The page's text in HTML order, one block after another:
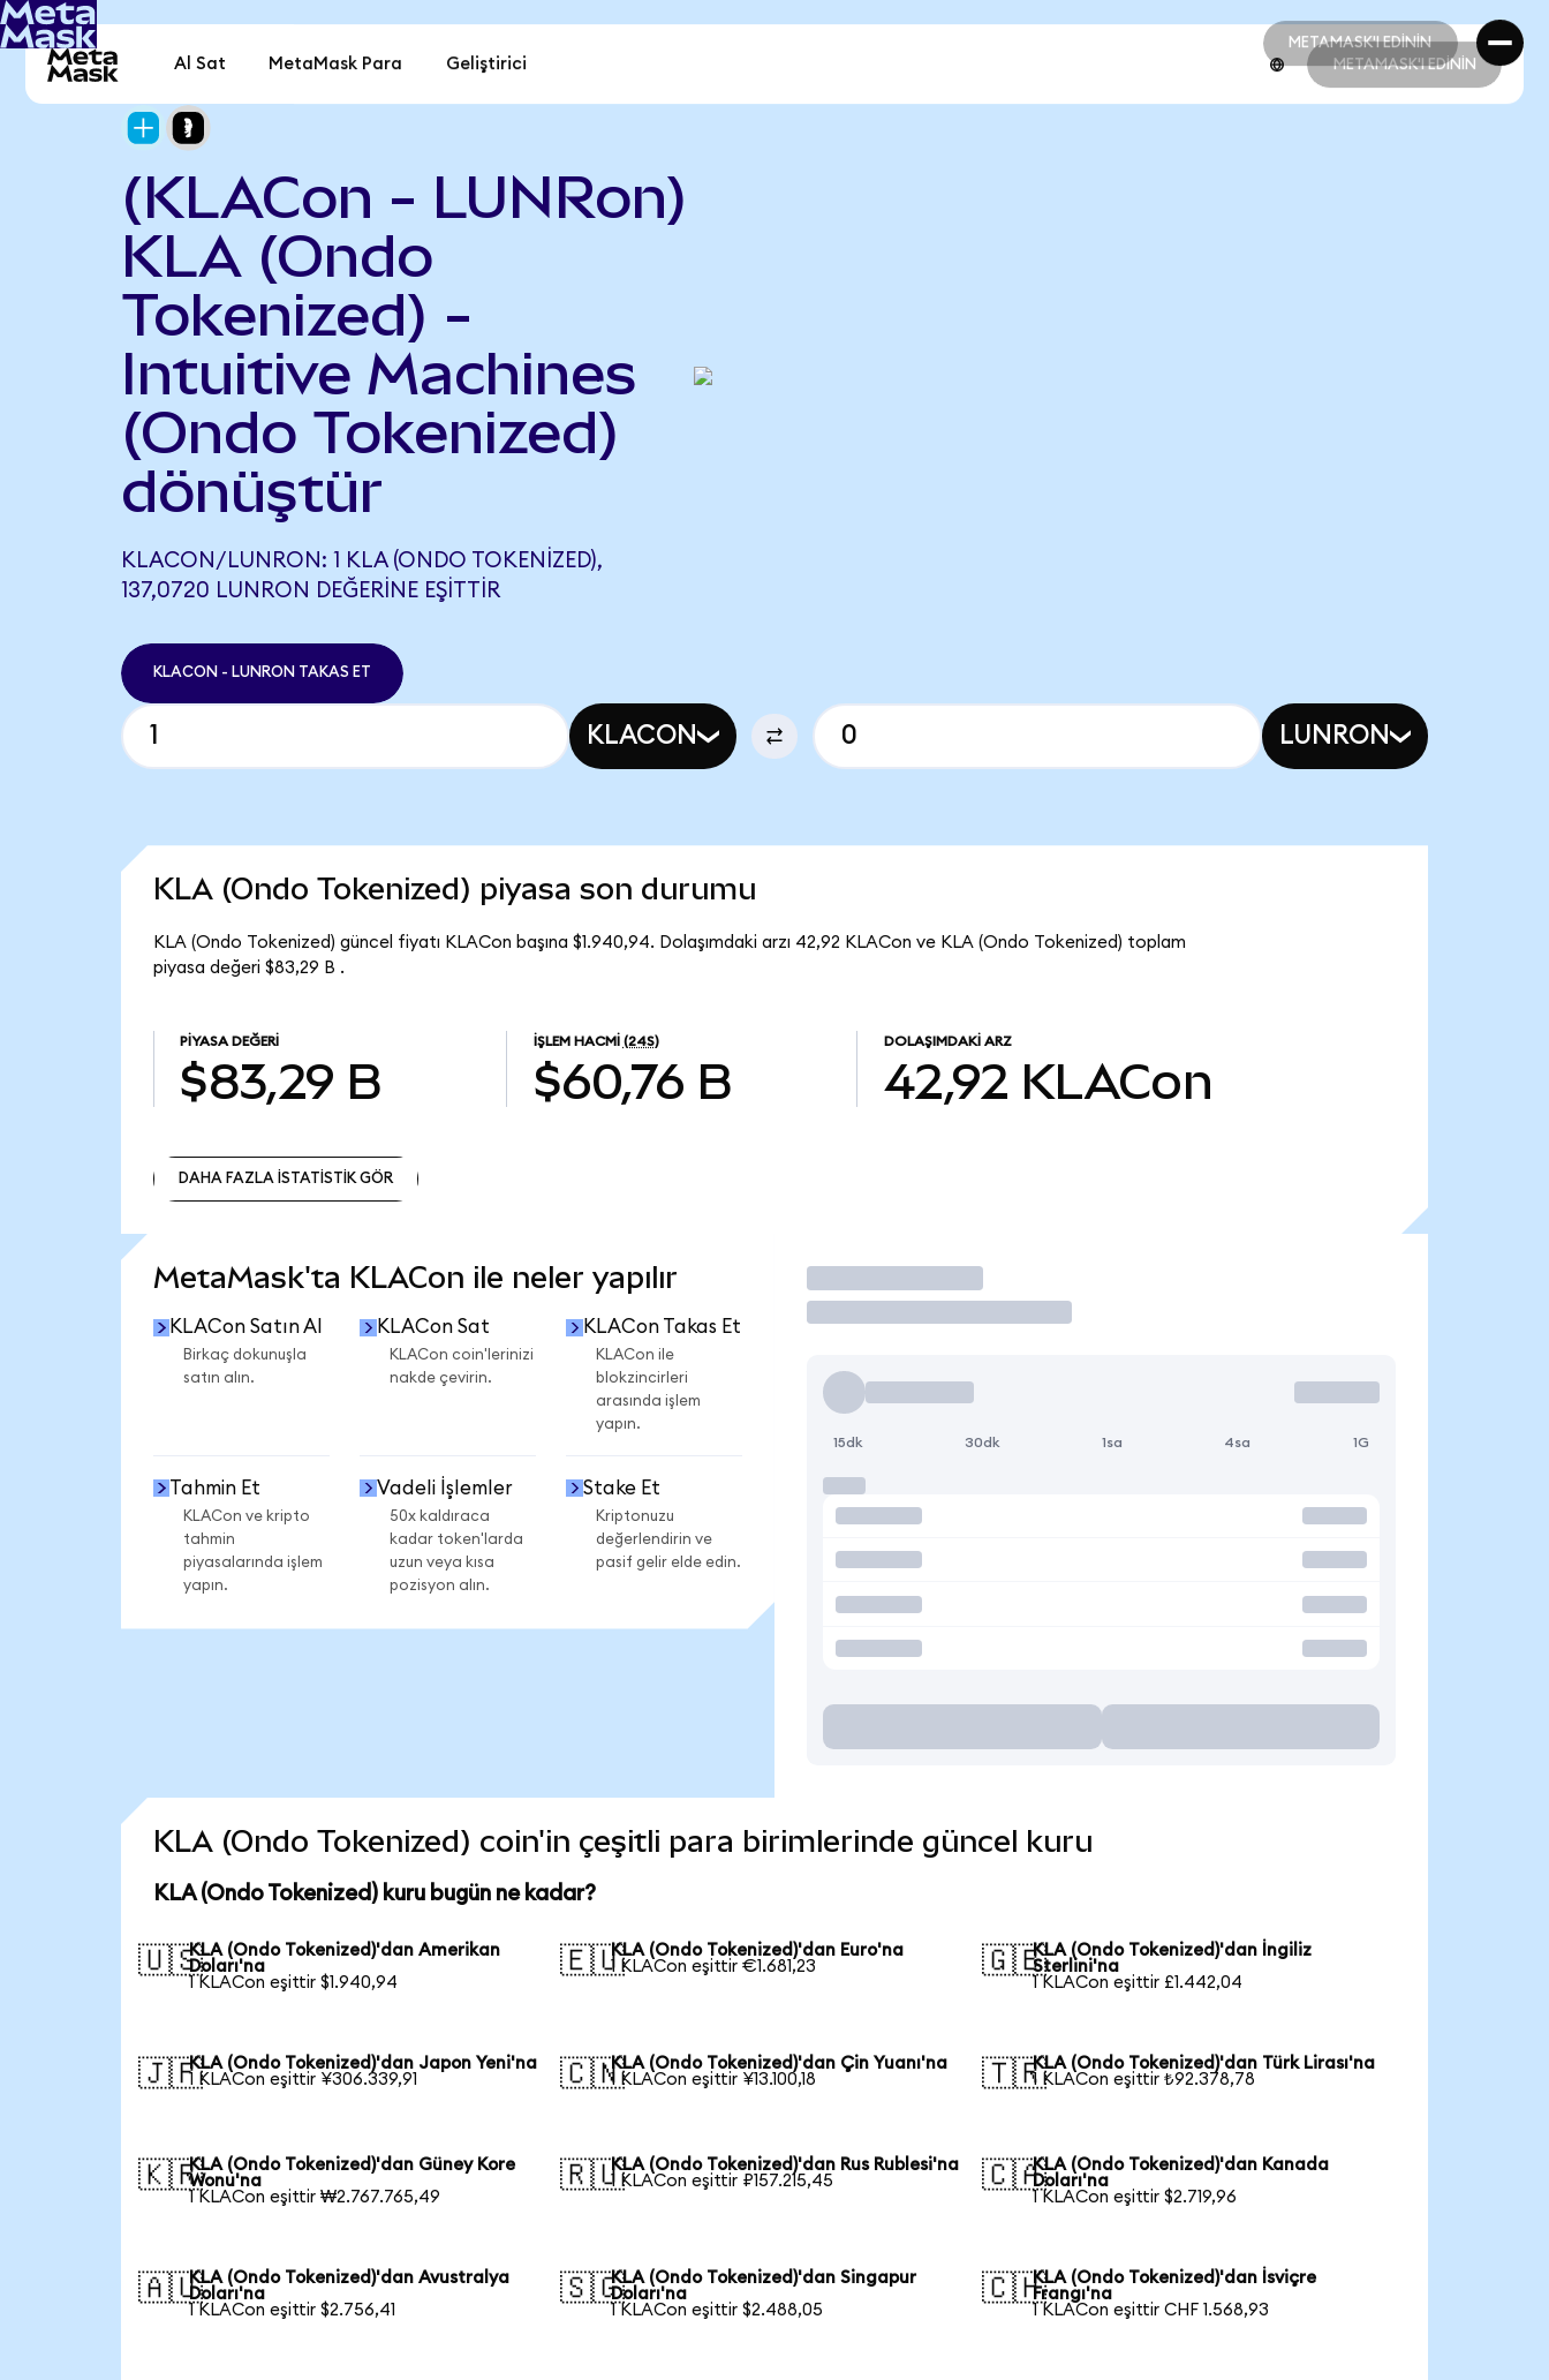
METAMASK'I EDİNİN
METAMASK'I EDİNİN
Al Sat MetaMask Para Geliştirici METAMASK'I EDİNİN
(KLACon - LUNRon)
KLA (Ondo
Tokenized) -
Intuitive Machines
(Ondo Tokenized)
dönüştür
KLACON/LUNRON: 1 KLA (ONDO TOKENIZED),
137,0720 LUNRON DEĞERINE EŞITTIR
KLACON - LUNRON TAKAS ET
KLACON LUNRON
KLA (Ondo Tokenized) piyasa son durumu
KLA (Ondo Tokenized) güncel fiyatı KLACon başına $1.940,94. Dolaşımdaki arzı 42,92 KLACon ve KLA (Ondo Tokenized) toplam
piyasa değeri $83,29 B .
PIYASA DEĞERI
$83,29 B
İŞLEM HACMI (24S)
$60,76 B
DOLAŞIMDAKI ARZ
42,92 KLACon
DAHA FAZLA İSTATİSTİK GÖR
MetaMask'ta KLACon ile neler yapılır
KLACon Satın Al
Birkaç dokunuşla
satın alın.
KLACon Sat
KLACon coin'lerinizi
nakde çevirin.
KLACon Takas Et
KLACon ile
blokzincirleri
arasında işlem
yapın.
Tahmin Et
KLACon ve kripto
tahmin
piyasalarında işlem
yapın.
Vadeli İşlemler
50x kaldıraca
kadar token'larda
uzun veya kısa
pozisyon alın.
Stake Et
Kriptonuzu
değerlendirin ve
pasif gelir elde edin.
İşlem Yap
15dk 30dk 1sa 4sa 1G
KLA (Ondo Tokenized) coin'in çeşitli para birimlerinde güncel kuru
KLA (Ondo Tokenized) kuru bugün ne kadar?
🇺🇸KLA (Ondo Tokenized)'dan Amerikan
Doları'na
1 KLACon eşittir $1.940,94
🇪🇺KLA (Ondo Tokenized)'dan Euro'na
1 KLACon eşittir €1.681,23
🇬🇧KLA (Ondo Tokenized)'dan İngiliz
Sterlini'na
1 KLACon eşittir £1.442,04
🇯🇵KLA (Ondo Tokenized)'dan Japon Yeni'na
1 KLACon eşittir ¥306.339,91
🇨🇳KLA (Ondo Tokenized)'dan Çin Yuanı'na
1 KLACon eşittir ¥13.100,18
🇹🇷KLA (Ondo Tokenized)'dan Türk Lirası'na
1 KLACon eşittir ₺92.378,78
🇰🇷KLA (Ondo Tokenized)'dan Güney Kore
Wonu'na
1 KLACon eşittir ₩2.767.765,49
🇷🇺KLA (Ondo Tokenized)'dan Rus Rublesi'na
1 KLACon eşittir ₽157.215,45
🇨🇦KLA (Ondo Tokenized)'dan Kanada
Doları'na
1 KLACon eşittir $2.719,96
🇦🇺KLA (Ondo Tokenized)'dan Avustralya
Doları'na
1 KLACon eşittir $2.756,41
🇸🇬KLA (Ondo Tokenized)'dan Singapur
Doları'na
1 KLACon eşittir $2.488,05
🇨🇭KLA (Ondo Tokenized)'dan İsviçre
Frangı'na
1 KLACon eşittir CHF 1.568,93